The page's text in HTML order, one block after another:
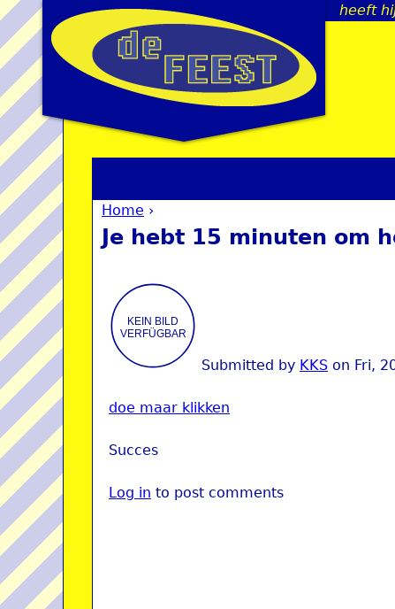
heeft
You are here
Home ›
Je hebt 15 minuten om
Submitted by KKS on Fri,
doe maar klikken
Succes
Log in to post comments